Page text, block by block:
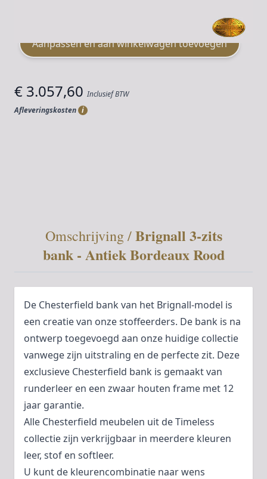
Aanpassen en aan winkelwagen toevoegen
€ 3.057,60 Inclusief BTW
Afleveringskosten i
Omschrijving /Brignall 3-zits
bank - Antiek Bordeaux Rood
De Chesterfield bank van het Brignall-model is
een creatie van onze stoffeerders. De bank is na
ontwerp toegevoegd aan onze huidige collectie
vanwege zijn uitstraling en de perfecte zit. Deze
exclusieve Chesterfield bank is gemaakt van
runderleer en een zwaar houten frame met 12
jaar garantie.
Alle Chesterfield meubelen uit de Timeless
collectie zijn verkrijgbaar in meerdere kleuren
leer, stof en softleer.
U kunt de kleurencombinatie naar wens